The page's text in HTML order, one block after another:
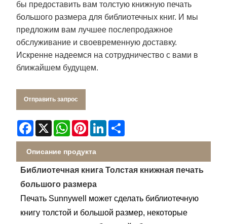
бы предоставить вам толстую книжную печать
большого размера для библиотечных книг. И мы
предложим вам лучшее послепродажное
обслуживание и своевременную доставку.
Искренне надеемся на сотрудничество с вами в
ближайшем будущем.
Отправить запрос
Facebook
X WhatsApp
PinterestLinkedIn
Описание продукта
Библиотечная книга Толстая книжная печать
большого размера
Печать Sunnywell может сделать библиотечную
книгу толстой и большой размер, некоторые